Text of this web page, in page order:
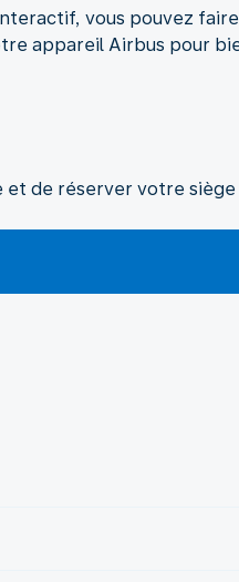
vous pouvez
appareil Airbus pour
et de réserver votre siège